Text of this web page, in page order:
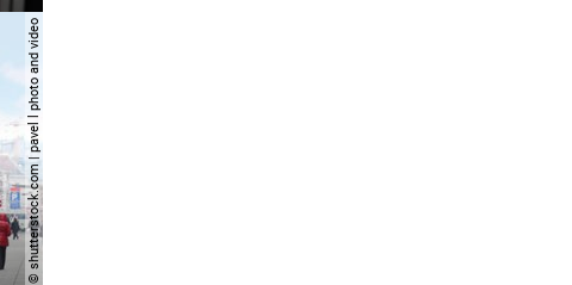
© shutterstock.com | pavel l photo and video